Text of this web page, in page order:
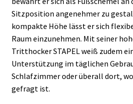
Sitzposition angenehmer zu
kompakte Höhe lässt er sich
Raum einzunehmen. Mit seiner
Tritthocker STAPEL weiß zudem
Unterstützung im täglichen
Schlafzimmer oder überall dort,
gefragt ist.